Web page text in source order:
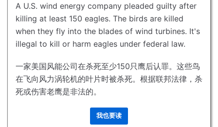
A U.S. wind energy company pleaded guilty after
killing at least 150 eagles. The birds are killed
when they fly into the blades of wind turbines. It's
illegal to kill or harm eagles under federal law.
一家美国风能公司在杀死至少150只鹰后认罪。 这些鸟
在飞向风力涡轮机的叶片时被杀死。 根据联邦法律，杀
死或伤害老鹰是非法的。
我也要读